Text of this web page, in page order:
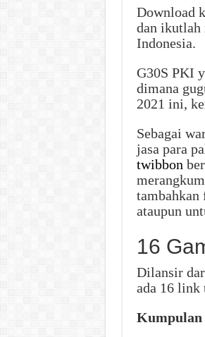
Download
dan ikutlah
Indonesia.
G30S PKI
dimana
2021 ini,
Sebagai
jasa para
twibbon
tambahkan
ataupun
16
Dilansir
ada 16 link
Kumpulan